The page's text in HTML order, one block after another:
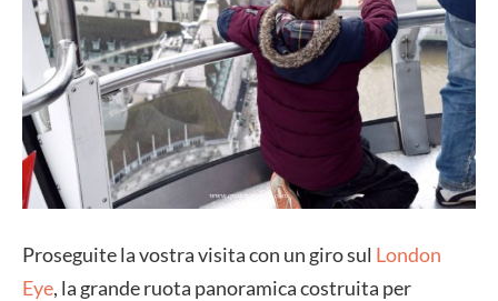
Proseguite la vostra visita con un giro sul London
Eye, la grande ruota panoramica costruita per